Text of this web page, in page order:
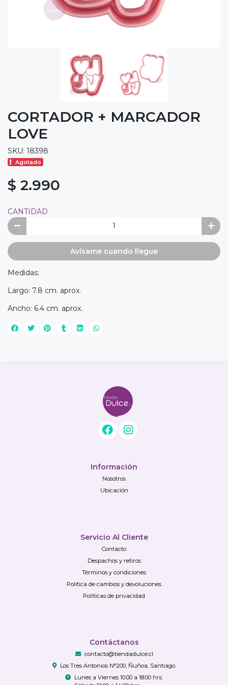
CORTADOR + MARCADOR
LOVE
SKU: 18398
Agotado
$ 2.990
CANTIDAD
Avísame cuando llegue
Medidas:
Largo: 7.8 cm. aprox.
Ancho: 6.4 cm. aprox.
Información
Nosotros
Ubicación
Servicio Al Cliente
Contacto
Despachos y retiros
Términos y condiciones
Política de cambios y devoluciones
Políticas de privacidad
Contáctanos
contacto@tiendadulce.cl
Los Tres Antonios N°200, Ñuñoa, Santiago.
Lunes a Viernes 10:00 a 18:00 hrs.